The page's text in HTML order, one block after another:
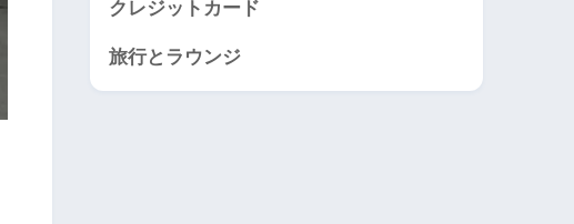
クレジットカード
旅行とラウンジ